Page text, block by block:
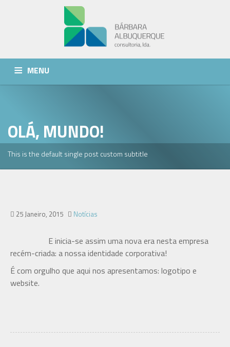
MENU
CONTACTOS
OLÁ, MUNDO!
This is the default single post custom subtitle
25 Janeiro, 2015 Notícias
E inicia-se assim uma nova era nesta empresa
recém-criada: a nossa identidade corporativa!
É com orgulho que aqui nos apresentamos: logotipo e
website.